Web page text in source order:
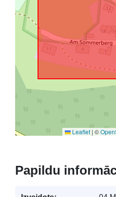
Leaflet | ©
Papildu